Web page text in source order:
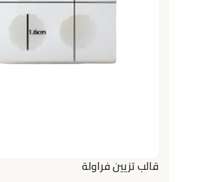
قالب تزيين فراولة